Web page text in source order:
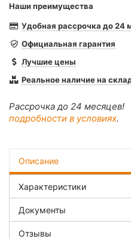
Наши преимущества
Удобная рассрочка до 24
Официальная гарантия
Лучшие цены
Реальное наличие на
Рассрочка до 24 месяцев!
подробности в условиях.
Описание
Характеристики
Документы
Отзывы